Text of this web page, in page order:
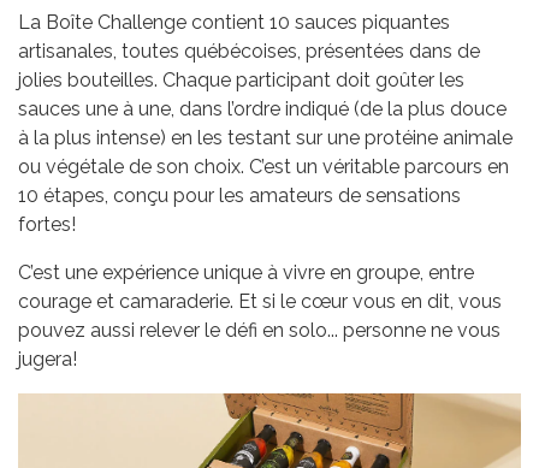
La Boîte Challenge contient 10 sauces piquantes
artisanales, toutes québécoises, présentées dans de
jolies bouteilles. Chaque participant doit goûter les
sauces une à une, dans l’ordre indiqué (de la plus douce
à la plus intense) en les testant sur une protéine animale
ou végétale de son choix. C’est un véritable parcours en
10 étapes, conçu pour les amateurs de sensations
fortes!
C’est une expérience unique à vivre en groupe, entre
courage et camaraderie. Et si le cœur vous en dit, vous
pouvez aussi relever le défi en solo... personne ne vous
jugera!